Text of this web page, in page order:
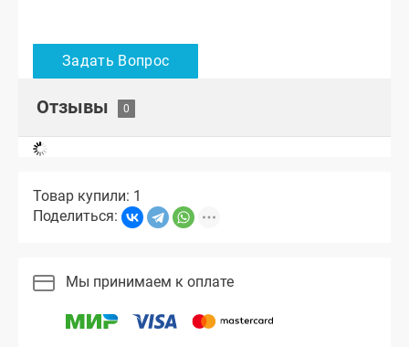
Отзывы
Товар купили: 1
Поделиться:
Мы принимаем к оплате